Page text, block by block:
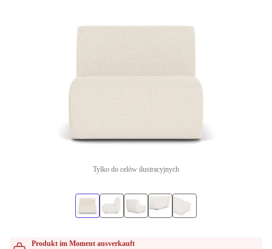
Tylko do celów ilustracyjnych
Produkt im Moment ausverkauft